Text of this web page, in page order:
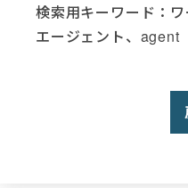
検索用キーワード：
エージェント、agent